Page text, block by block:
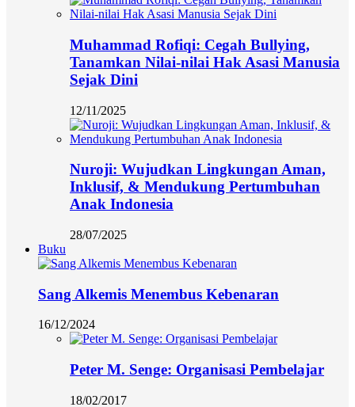
Muhammad Rofiqi: Cegah Bullying,
Tanamkan Nilai-nilai Hak Asasi Manusia
Sejak Dini
12/11/2025
Nuroji: Wujudkan Lingkungan Aman,
Inklusif, & Mendukung Pertumbuhan
Anak Indonesia
28/07/2025
Buku
Sang Alkemis Menembus Kebenaran
16/12/2024
Peter M. Senge: Organisasi Pembelajar
18/02/2017